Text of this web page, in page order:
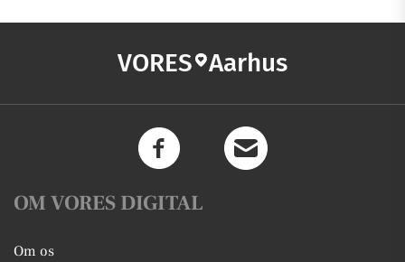
VORES Aarhus
OM VORES DIGITAL
Om os